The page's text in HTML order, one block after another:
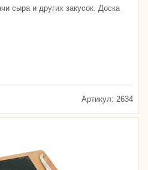
сыра и других закусок. Доска
Артикул: 2634